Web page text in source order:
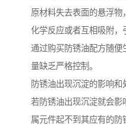
原材料失去表面的悬浮
化学反应或者互相吸附
通过购买防锈油配方随
量缺乏严格控制。
防锈油出现沉淀的影响和
若防锈油出现沉淀就会
属元件起不到其应有的